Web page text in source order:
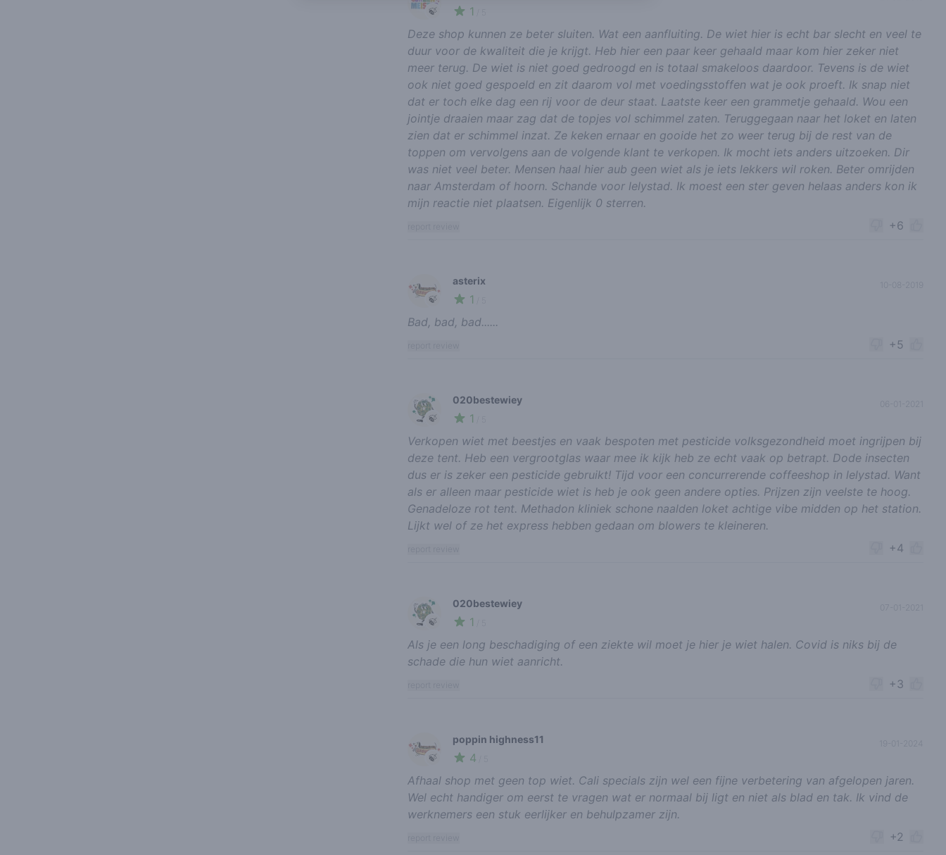
🍃 1
Deze shop kunnen ze beter sluiten. Wat een aanfluiting. De wiet hier is echt bar slecht en veel te
duur voor de kwaliteit die je krijgt. Heb hier een paar keer gehaald maar kom hier zeker niet
meer terug. De wiet is niet goed gedroogd en is totaal smakeloos daardoor. Tevens is de wiet
ook niet goed gespoeld en zit daarom vol met voedingsstoffen wat je ook proeft. Ik snap niet
dat er toch elke dag een rij voor de deur staat. Laatste keer een grammetje gehaald. Wou een
jointje draaien maar zag dat de topjes vol schimmel zaten. Teruggegaan naar het loket en laten
zien dat er schimmel inzat. Ze keken ernaar en gooide het zo weer terug bij de rest van de
toppen om vervolgens aan de volgende klant te verkopen. Ik mocht iets anders uitzoeken. Dir
was niet veel beter. Mensen haal hier aub geen wiet als je iets lekkers wil roken. Beter omrijden
naar Amsterdam of hoorn. Schande voor lelystad. Ik moest een ster geven helaas anders kon ik
mijn reactie niet plaatsen. Eigenlijk 0 sterren.
+6
🍃
asterix
1
Bad, bad, bad......
+5
🍃
020bestewiey
1
Verkopen wiet met beestjes en vaak bespoten met pesticide volksgezondheid moet ingrijpen bij
deze tent. Heb een vergrootglas waar mee ik kijk heb ze echt vaak op betrapt. Dode insecten
dus er is zeker een pesticide gebruikt! Tijd voor een concurrerende coffeeshop in lelystad. Want
als er alleen maar pesticide wiet is heb je ook geen andere opties. Prijzen zijn veelste te hoog.
Genadeloze rot tent. Methadon kliniek schone naalden loket achtige vibe midden op het station.
Lijkt wel of ze het express hebben gedaan om blowers te kleineren.
+4
🍃
020bestewiey
1
Als je een long beschadiging of een ziekte wil moet je hier je wiet halen. Covid is niks bij de
schade die hun wiet aanricht.
+3
🍃
poppin highness11
4
Afhaal shop met geen top wiet. Cali specials zijn wel een fijne verbetering van afgelopen jaren.
Wel echt handiger om eerst te vragen wat er normaal bij ligt en niet als blad en tak. Ik vind de
werknemers een stuk eerlijker en behulpzamer zijn.
+2